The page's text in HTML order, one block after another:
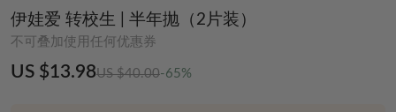
伊娃爱 转校生 | 半年抛（2片装）
不可叠加使用任何优惠券
US $13.98US $40.00-65%